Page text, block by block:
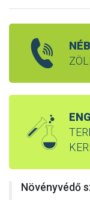
Növényvédő